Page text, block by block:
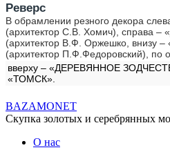
Реверс
В обрамлении резного декора
(архитектор С.В. Хомич), справа –
(архитектор В.Ф. Оржешко, внизу
(архитектор П.Ф.Федоровский), по
вверху – «ДЕРЕВЯННОЕ
«ТОМСК».
BAZAMONET
Скупка золотых и серебрянных
О нас